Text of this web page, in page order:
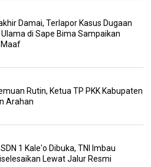
Damai, Terlapor Kasus Dugaan
di Sape Bima Sampaikan
Rutin, Ketua TP PKK Kabupaten
Arahan
1 Kale'o Dibuka, TNI Imbau
Lewat Jalur Resmi